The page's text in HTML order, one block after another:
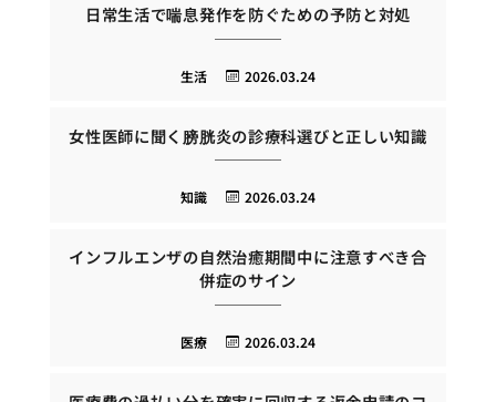
日常生活で喘息発作を防ぐための予防と対処
2026.03.24
生活
女性医師に聞く膀胱炎の診療科選びと正しい知識
2026.03.24
知識
インフルエンザの自然治癒期間中に注意すべき合
併症のサイン
2026.03.24
医療